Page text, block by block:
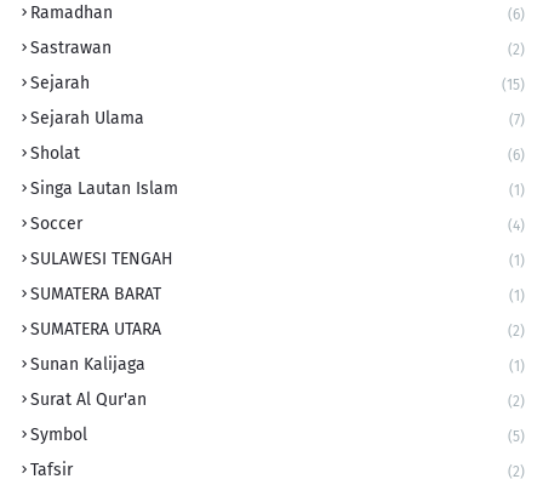
Ramadhan (6)
Sastrawan (2)
Sejarah (15)
Sejarah Ulama (7)
Sholat (6)
Singa Lautan Islam (1)
Soccer (4)
SULAWESI TENGAH (1)
SUMATERA BARAT (1)
SUMATERA UTARA (2)
Sunan Kalijaga (1)
Surat Al Qur'an (2)
Symbol (5)
Tafsir (2)